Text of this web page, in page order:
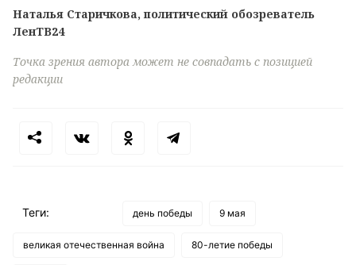
Наталья Старичкова, политический обозреватель
ЛенТВ24
Точка зрения автора может не совпадать с позицией
редакции
Теги: день победы 9 мая
великая отечественная война 80-летие победы